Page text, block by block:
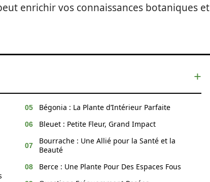
enrichir vos connaissances botaniques et
Bégonia : La Plante d’Intérieur Parfaite
Bleuet : Petite Fleur, Grand Impact
Bourrache : Une Allié pour la Santé et la
Beauté
Berce : Une Plante Pour Des Espaces Fous